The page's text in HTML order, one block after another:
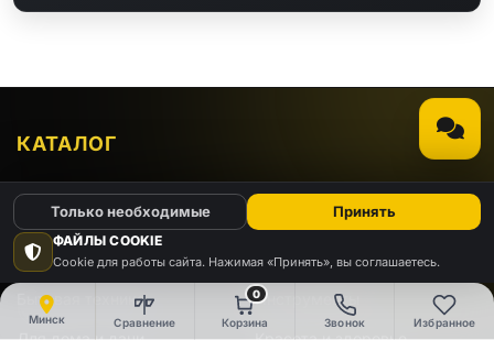
Минск Сравнение
0
Корзина Звонок Избранное
КАТАЛОГ
Видео Аудио
Компьютеры и
комплектующие
Бытовая техника Инструменты
ФАЙЛЫ COOKIE
Cookie для работы сайта. Нажимая «Принять», вы соглашаетесь.
Только необходимые Принять